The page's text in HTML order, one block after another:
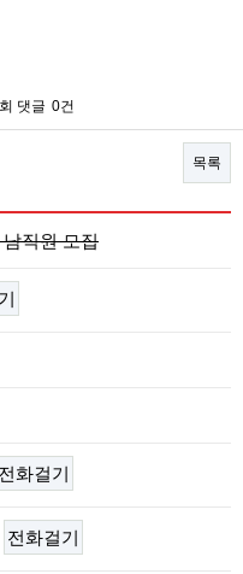
댓글 0건
목록
직원 모집
전화걸기
전화걸기